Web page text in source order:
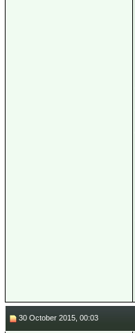
30 October 2015, 00:03